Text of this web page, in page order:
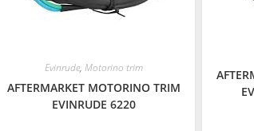
Evinrude,Motorino trim
AFTERMARKET MOTORINO TRIM
EVINRUDE 6220